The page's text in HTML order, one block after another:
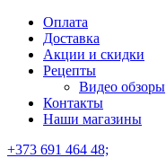
Оплата
Доставка
Акции и скидки
Рецепты
Видео обзоры
Контакты
Наши магазины
+373 691 464 48;